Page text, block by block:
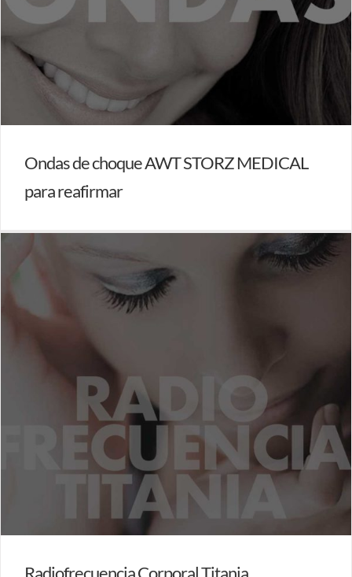
Ondas de choque AWT STORZ MEDICAL
para reafirmar
Radiofrecuencia Corporal Titania